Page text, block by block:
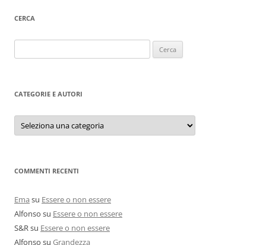
CERCA
per:
CATEGORIE E AUTORI
Categorie
autori
COMMENTI RECENTI
Ema su Essere o non essere
Alfonso su Essere o non essere
S&Rsu Essere o non essere
Alfonso su Grandezza